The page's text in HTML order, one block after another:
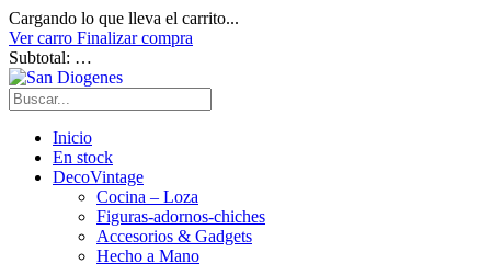
Cargando lo que lleva el carrito...
Ver carro Finalizar compra
Subtotal: …
Inicio
En stock
DecoVintage
Cocina – Loza
Figuras-adornos-chiches
Accesorios & Gadgets
Hecho a Mano